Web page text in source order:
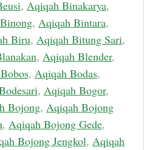
, Aqiqah Binakarya,
, Aqiqah Bintara,
Biru, Aqiqah Bitung Sari,
, Aqiqah Blender,
, Aqiqah Bodas,
, Aqiqah Bogor,
Bojong, Aqiqah Bojong
, Aqiqah Bojong Gede,
Bojong Jengkol, Aqiqah